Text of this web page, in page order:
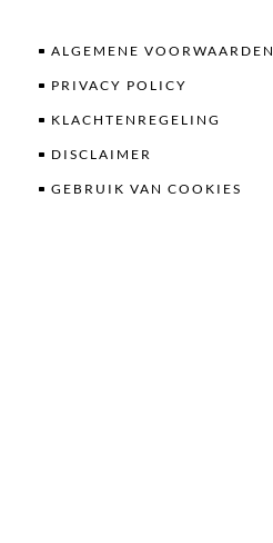
ALGEMENE VOORWAARDEN
PRIVACY POLICY
KLACHTENREGELING
DISCLAIMER
GEBRUIK VAN COOKIES